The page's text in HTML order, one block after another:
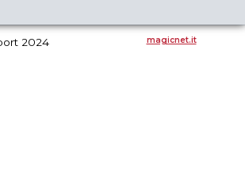
2024 magicnet.it